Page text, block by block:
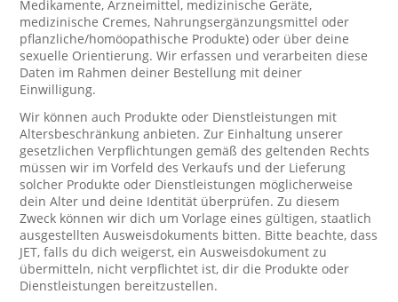
Medikamente, Arzneimittel, medizinische Geräte,
medizinische Cremes, Nahrungsergänzungsmittel oder
pflanzliche/homöopathische Produkte) oder über deine
sexuelle Orientierung. Wir erfassen und verarbeiten diese
Daten im Rahmen deiner Bestellung mit deiner
Einwilligung.
Wir können auch Produkte oder Dienstleistungen mit
Altersbeschränkung anbieten. Zur Einhaltung unserer
gesetzlichen Verpflichtungen gemäß des geltenden Rechts
müssen wir im Vorfeld des Verkaufs und der Lieferung
solcher Produkte oder Dienstleistungen möglicherweise
dein Alter und deine Identität überprüfen. Zu diesem
Zweck können wir dich um Vorlage eines gültigen, staatlich
ausgestellten Ausweisdokuments bitten. Bitte beachte, dass
JET, falls du dich weigerst, ein Ausweisdokument zu
übermitteln, nicht verpflichtet ist, dir die Produkte oder
Dienstleistungen bereitzustellen.